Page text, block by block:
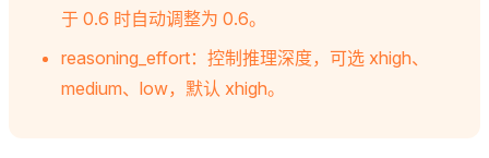
于 0.6 时自动调整为 0.6。
reasoning_effort：控制推理深度，可选 xhigh、
medium、low，默认 xhigh。